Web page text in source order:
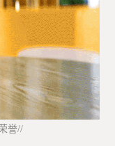
誉//